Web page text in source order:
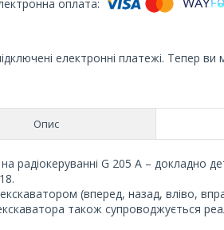
електронні платежі. Тепер
Опис
радіокеруванні G 205 А – докладно
(вперед, назад, вліво,
також супроводжується